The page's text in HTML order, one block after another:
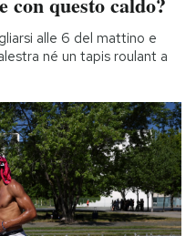
alle 6 del mattino e
né un tapis roulant a